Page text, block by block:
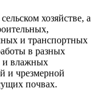
хозяйстве, а
и транспортных
в разных
и влажных
и чрезмерной
почвах.